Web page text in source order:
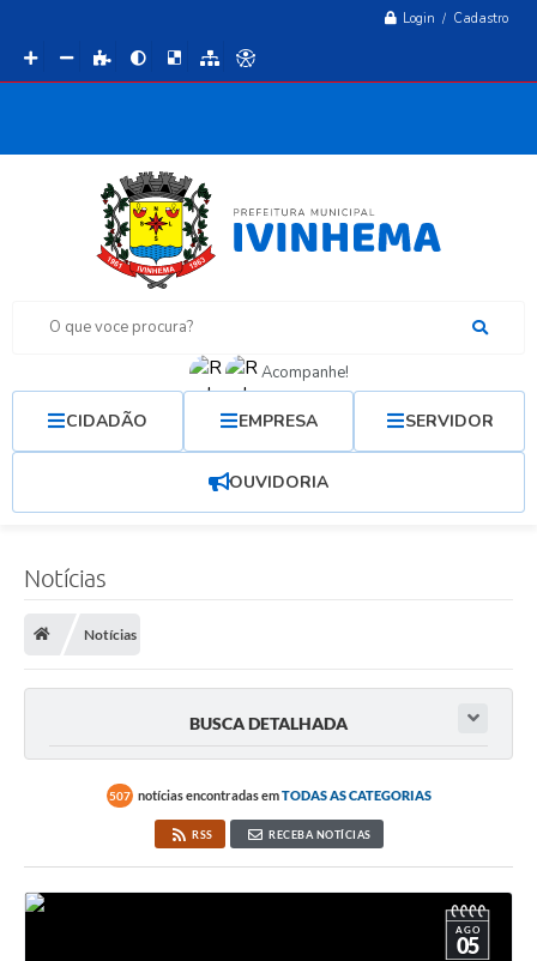
Login / Cadastro
O que voce procura?
Acompanhe!
CIDADÃO EMPRESA SERVIDOR
OUVIDORIA
Notícias
Notícias
BUSCA DETALHADA
507 notícias encontradas emTODAS AS CATEGORIAS
RSS RECEBA NOTÍCIAS
AGO
05